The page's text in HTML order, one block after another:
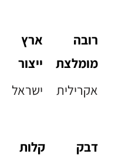
רובה
מומלצת
אקרילית
ארץ
ייצור
ישראל
דבק
קלות